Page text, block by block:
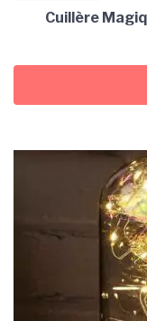
Cuillère